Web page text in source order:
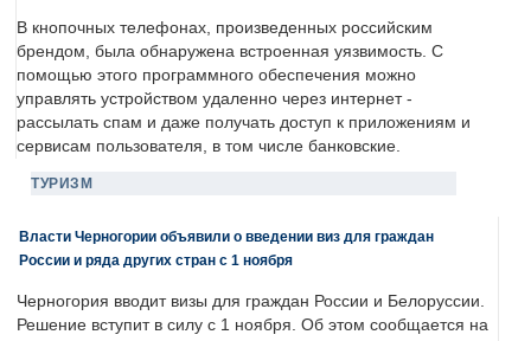
В кнопочных телефонах, произведенных российским
брендом, была обнаружена встроенная уязвимость. С
помощью этого программного обеспечения можно
управлять устройством удаленно через интернет -
рассылать спам и даже получать доступ к приложениям и
сервисам пользователя, в том числе банковские.
ТУРИЗМ
Власти Черногории объявили о введении виз для граждан
России и ряда других стран с 1 ноября
Черногория вводит визы для граждан России и Белоруссии.
Решение вступит в силу с 1 ноября. Об этом сообщается на